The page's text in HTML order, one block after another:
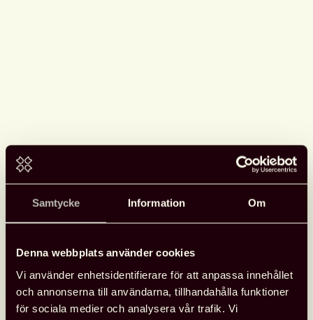
Samtycke Information Om
Denna webbplats använder cookies
Vi använder enhetsidentifierare för att anpassa innehållet
och annonserna till användarna, tillhandahålla funktioner
för sociala medier och analysera vår trafik. Vi
skrivsvårigheter
Kanske har du som skolbibliotekarie tid att läsa och lyssna
om läs- och skrivsvårigheter så här på Läslovet?
3 NOVEMBER, 2021